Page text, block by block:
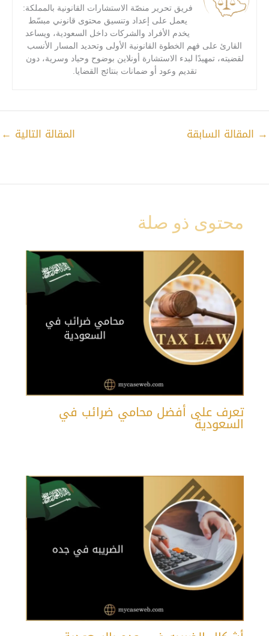
فريق تحرير منصّة الاستشارات القانونية بالمملكة:
يعمل على إعداد وتنسيق محتوى قانوني مبسّط
يخدم الأفراد والشركات داخل السعودية، ويساعد
القارئ على فهم الخطوة القانونية الأولى وتحديد المسار الأنسب
لقضيته، تمهيدًا لبدء الاستشارة أونلاين بوضوح وحياد وسرية، دون
تقديم وعود أو ضمانات بنتائج القضايا.
→ المقالة السابقة المقالة التالية ←
محتوى ذو صلة
تعرف على أفضل محامي ضرائب في
السعودية